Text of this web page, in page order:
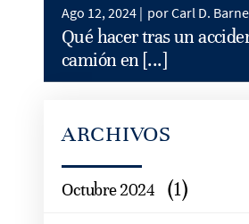
Ago 12, 2024 | por Carl D.
Qué hacer tras un
camión en [...]
ARCHIVOS
Octubre 2024 (1)